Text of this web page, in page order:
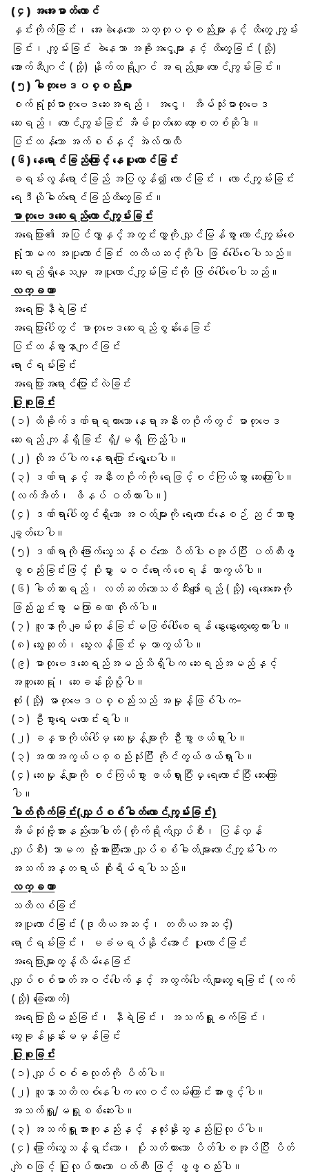
(၄) အအေးဓာတ်လောင်
နှင်းကိုက်ခြင်း၊ အေးခဲနေသော သတ္တုပစ္စည်းများနှင့် ထိတွေ့ ကျွမ်း
ခြင်း၊ ကျွမ်းခြင်း ခဲနေသာ အခိုးအငွေ့များနှင့် ထိတွေ့ခြင်း (သို့)
အောက်ဆီဂျင် (သို့) နိုက်ထရိုဂျင် အရည်များ လောင်ကျွမ်းခြင်း။
(၅) ဓါတုဗေဒပစ္စည်းများ
စက်ရုံသုံးဓာတုဗေဒဆေးအရည်၊ အငွေ့၊ အိမ်သုံးဓာတုဗေဒ
ဆေးရည်၊ လောင်ကျွမ်းခြင်း အိမ်သုတ်ဆေး ကော့စတစ်ဆိုဒါ။
ပြင်းထန်သော အက်စစ်နှင့် အဲလ်ကာလီ
(၆) နေရောင်ခြည်ကြောင့် နေပူလောင်ခြင်း
ခရမ်းလွန်ရောင်ခြည် အပြလွန်၍ လောင်ခြင်း၊ လောင်ကျွမ်းခြင်း
ရေဒီယိုဓါတ်ရောင်ခြည်ထိတွေ့ခြင်း။
ဓာတုဗေဒဆေးရည်လောင်ကျွမ်းခြင်း
အရေပြား၏ အပြင်လွှာနှင့်အတွင်းလွှာကို လျှင်မြန်စွာ လောင်ကျွမ်းစေ
ရုံသာမက အပူလောင်ခြင်း တတိယဆင့်ကိုပါ ဖြစ်ပေါ်စေပါသည်။
ဆေးရည်ရှိနေသမျှ အပူလောင်ကျွမ်းခြင်းကို ဖြစ်ပေါ်စေပါသည်။
လက္ခဏာ
အရေပြားနီရဲခြင်း
အရေပြားပေါ်တွင် ဓာတုဗေဒဆေးရည်စွန်းနေခြင်း
ပြင်းထန်စွာနာကျင်ခြင်း
ရောင်ရမ်းခြင်း
အရေပြားအရောင်ပြောင်းလဲခြင်း
ပြုစုခြင်း
(၁) ထိခိုက်ဒဏ်ရာရထားသော နေရာအနီးတဝိုက်တွင် ဓာတုဗေဒ
ဆေးရည် ကျန်ရှိခြင်း ရှိ/မရှိ ကြည့်ပါ။
(၂) လိုအပ်ပါက နေရာပြောင်းရွှေ့ပေးပါ။
(၃) ဒဏ်ရာနှင့် အနီးတဝိုက်ကို ရေဖြင့်စင်ကြယ်စွာ ဆေးကြောပါ။
(လက်အိတ်၊ ဖိနပ် ဝတ်ထားပါ။)
(၄) ဒဏ်ရာပေါ်တွင်ရှိသော အဝတ်များကို ရေလောင်းနေစဉ် ညင်သာစွာ
ချွတ်ပေးပါ။
(၅) ဒဏ်ရာကို ခြောက်သွေ့သန့်စင်သော ပိတ်ပါးစအုပ်ပြီး ပတ်တီးဖွ
ဖွစည်းခြင်းဖြင့် ပိုးမွှား မဝင်ရောက် စေရန် ကာကွယ်ပါ။
(၆) ဓါတ်ဆားရည်၊ လတ်ဆတ်သောသစ်သီးဖျော်ရည် (သို့) ရေအေးအေးကို
ဖြည်းညှင်းစွာ မကြာခဏ တိုက်ပါ။
(၇) လူနာကို ချမ်းတုန်ခြင်းမဖြစ်ပေါ်စေရန် နွေးနွေးထွေးထွေးထားပါ။
(၈) သွေးဆုတ်၊ သွေးလန့်ခြင်းမှ ကာကွယ်ပါ။
(၉) ဓာတုဗေဒဆေးရည်အမည်သိရှိပါက ဆေးရည်အမည်နှင့်
အတူဆေးရုံ၊ ဆေးခန်းသို့ပို့ပါ။
ထုံး (သို့) ဓာတုဗေဒပစ္စည်းသည် အမှုန့်ဖြစ်ပါက-
(၁) ဦးစွာရေမလောင်းရပါ။
(၂) ခန္ဓာကိုယ်ပေါ်မှ ဆေးမှုန့်များကို ဦးစွာဖယ်ရှားပါ။
(၃) အကာအကွယ်ပစ္စည်းသုံးပြီး ကိုင်တွယ်ဖယ်ရှားပါ။
(၄) ဆေးမှုန်များကို စင်ကြယ်စွာ ဖယ်ရှားပြီးမှ ရေလောင်းပြီး ဆေးကြော
ပါ။
ဓါတ်လိုက်ခြင်း(လျှပ်စစ်ဓါတ်လောင်ကျွမ်းခြင်း)
အိမ်သုံးဗို့အားနည်းသောဓါတ် (တိုက်ရိုက်လျှပ်စီး၊ ပြန်လှန်
လျှပ်စီး) သာမက ဗို့အားကြီးသော လျှပ်စစ်ဓါတ်များလောင်ကျွမ်းပါက
အသက်အန္တရာယ် စိုးရိမ်ရပါသည်။
လက္ခဏာ
သတိလစ်ခြင်း
အပူလောင်ခြင်း (ဒုတိယအဆင့်၊ တတိယအဆင့်)
ရောင်ရမ်းခြင်း၊ မခံမရပ်နိုင်အောင် ပူလောင်ခြင်း
အရေပြားများတွန့်လိမ်နေခြင်း
လျှပ်စစ်ဓာတ်အဝင်ပေါက်နှင့် အထွက်ပေါက်များတွေ့ရခြင်း (လက်
(သို့) ခြေထောက်)
အရေပြားညိုမည်းခြင်း၊ နီရဲခြင်း၊ အသက်ရှူခက်ခြင်း၊
သွေးခုန်နှုန်းမမှန်ခြင်း
ပြုစုခြင်း
(၁) လျှပ်စစ်ခလုတ်ကို ပိတ်ပါ။
(၂) လူနာသတိလစ်နေပါက လေဝင်လမ်းကြောင်းအားဖွင့်ပါ။
အသက်ရှူ/မရှူစစ်ဆေးပါ။
(၃) အသက်ရှူအားကူနည်းနှင့် နှလုံးနှိုးဆွနည်းပြုလုပ်ပါ။
(၄) ခြောက်သွေ့သန့်ရှင်းသော၊ ပိုးသတ်ထားသော ပိတ်ပါးစအုပ်ပြီး ပိတ်
ကျဲစဖြင့် ပြုလုပ်ထားသော ပတ်တီး ဖြင့် ဖွဖွစည်းပါ။